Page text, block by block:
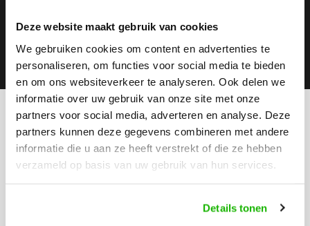
Deze website maakt gebruik van cookies
We gebruiken cookies om content en advertenties te
personaliseren, om functies voor social media te bieden
en om ons websiteverkeer te analyseren. Ook delen we
informatie over uw gebruik van onze site met onze
partners voor social media, adverteren en analyse. Deze
partners kunnen deze gegevens combineren met andere
informatie die u aan ze heeft verstrekt of die ze hebben
verzameld op basis van uw gebruik van hun services.
Details tonen
Abonneer
Kunnen we helpen?
Klantenservice:
openingstijden
Bel ons